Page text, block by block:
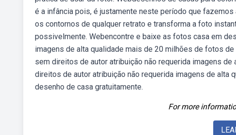
é a infância pois, é justamente neste período que
os contornos de qualquer retrato e transforma a foto
possivelmente. Webencontre e baixe as fotos casa em
imagens de alta qualidade mais de 20 milhões de fotos
sem direitos de autor atribuição não requerida imagens
direitos de autor atribuição não requerida imagens de
desenho de casa gratuitamente.
For more